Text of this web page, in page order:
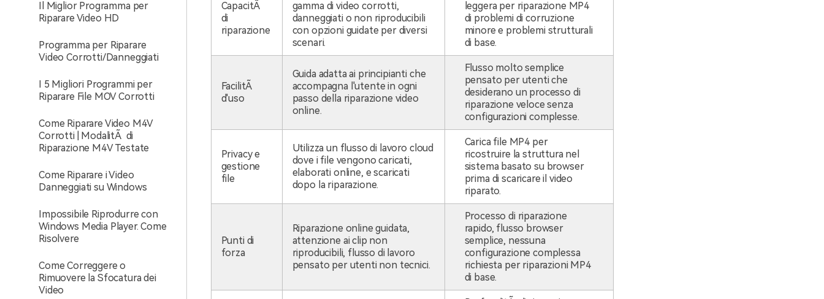
Il Miglior Programma per
Riparare Video HD
Programma per Riparare
Video Corrotti/Danneggiati
I 5 Migliori Programmi per
Riparare File MOV Corrotti
Come Riparare Video M4V
Corrotti | ModalitÃ di
Riparazione M4V Testate
Come Riparare i Video
Danneggiati su Windows
Impossibile Riprodurre con
Windows Media Player. Come
Risolvere
Come Correggere o
Rimuovere la Sfocatura dei
Video
CapacitÃ
di
riparazione
gamma di video corrotti,
danneggiati o non riproducibili
con opzioni guidate per diversi
scenari.
leggera per riparazione MP4
di problemi di corruzione
minore e problemi strutturali
di base.
FacilitÃ
d'uso
Guida adatta ai principianti che
accompagna l'utente in ogni
passo della riparazione video
online.
Flusso molto semplice
pensato per utenti che
desiderano un processo di
riparazione veloce senza
configurazioni complesse.
Privacy e
gestione
file
Utilizza un flusso di lavoro cloud
dove i file vengono caricati,
elaborati online, e scaricati
dopo la riparazione.
Carica file MP4 per
ricostruire la struttura nel
sistema basato su browser
prima di scaricare il video
riparato.
Punti di
forza
Riparazione online guidata,
attenzione ai clip non
riproducibili, flusso di lavoro
pensato per utenti non tecnici.
Processo di riparazione
rapido, flusso browser
semplice, nessuna
configurazione complessa
richiesta per riparazioni MP4
di base.